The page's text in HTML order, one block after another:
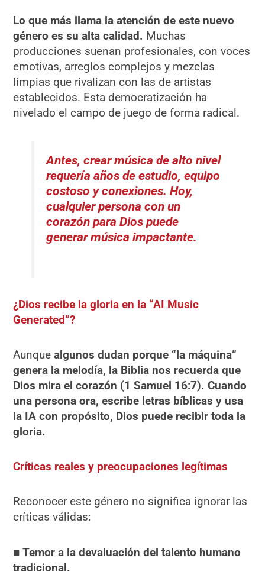
Lo que más llama la atención de este nuevo
género es su alta calidad. Muchas
producciones suenan profesionales, con voces
emotivas, arreglos complejos y mezclas
limpias que rivalizan con las de artistas
establecidos. Esta democratización ha
nivelado el campo de juego de forma radical.
Antes, crear música de alto nivel
requería años de estudio, equipo
costoso y conexiones. Hoy,
cualquier persona con un
corazón para Dios puede
generar música impactante.
¿Dios recibe la gloria en la “AI Music
Generated”?
Aunquealgunos dudan porque “la máquina”
genera la melodía, la Biblia nos recuerda que
Dios mira el corazón (1 Samuel 16:7). Cuando
una persona ora, escribe letras bíblicas y usa
la IA con propósito, Dios puede recibir toda la
gloria.
Críticas reales y preocupaciones legítimas
Reconocer este género no significa ignorar las
críticas válidas:
■Temor a la devaluación del talento humano
tradicional.